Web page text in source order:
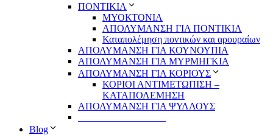
ΠΟΝΤΙΚΙΑ
ΜΥΟΚΤΟΝΙΑ
ΑΠΟΛΥΜΑΝΣΗ ΓΙΑ ΠΟΝΤΙΚΙΑ
Καταπολέμηση ποντικών και αρουραίων
ΑΠΟΛΥΜΑΝΣΗ ΓΙΑ ΚΟΥΝΟΥΠΙΑ
ΑΠΟΛΥΜΑΝΣΗ ΓΙΑ ΜΥΡΜΗΓΚΙΑ
ΑΠΟΛΥΜΑΝΣΗ ΓΙΑ ΚΟΡΙΟΥΣ
ΚΟΡΙΟΙ ΑΝΤΙΜΕΤΩΠΙΣΗ –
ΚΑΤΑΠΟΛΕΜΗΣΗ
ΑΠΟΛΥΜΑΝΣΗ ΓΙΑ ΨΥΛΛΟΥΣ
Blog